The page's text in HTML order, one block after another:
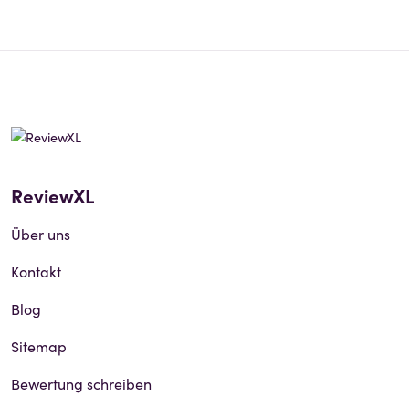
ReviewXL
Über uns
Kontakt
Blog
Sitemap
Bewertung schreiben